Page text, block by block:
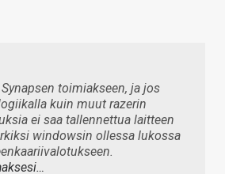
toimiakseen, ja jos
kuin muut razerin
ei saa tallennettua laitteen
windowsin ollessa lukossa